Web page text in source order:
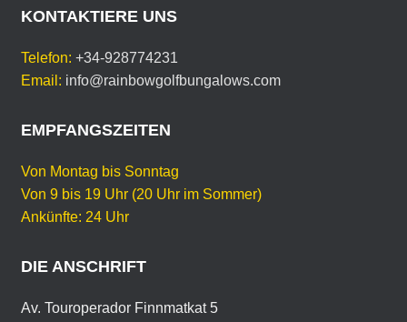
N
S
C
E
c
e
b
o
k
tt
er
ail er
e
st A
KONTAKTIERE UNS
Telefon: +34-928774231
Email: info@rainbowgolfbungalows.com
EMPFANGSZEITEN
Von Montag bis Sonntag
Von 9 bis 19 Uhr (20 Uhr im Sommer)
Ankünfte: 24 Uhr
DIE ANSCHRIFT
Av. Touroperador Finnmatkat 5